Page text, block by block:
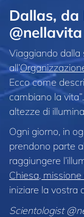
Dallas, da
@nellavita
Viaggiando dalla
all’
Ecco come
cambiano la
altezze di
Ogni giorno, in
prendono parte
raggiungere
Chiesa,
iniziare la vostra
Scientologist